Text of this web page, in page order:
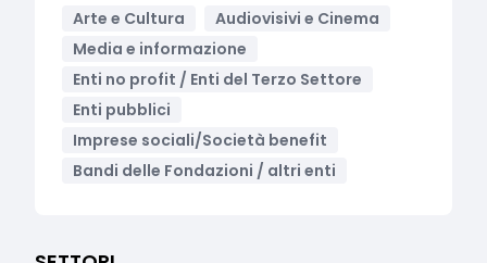
Arte e Cultura
Audiovisivi e Cinema
Media e informazione
Enti no profit / Enti del Terzo Settore
Enti pubblici
Imprese sociali/Società benefit
Bandi delle Fondazioni / altri enti